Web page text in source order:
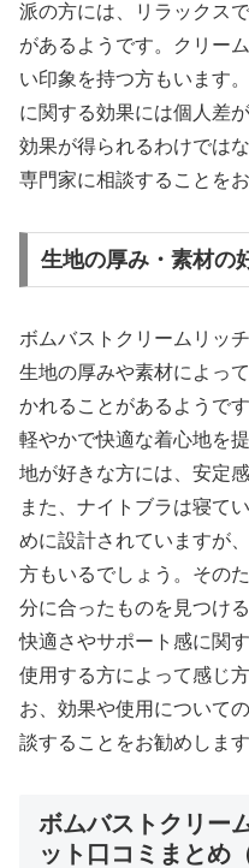
派の方には、リラックス
があるようです。クリー
い印象を持つ方もいます
に関する効果には個人差
効果が得られるわけでは
専門家に相談することを
生地の厚み・素材の
ボムバストクリームリッ
生地の厚みや素材によっ
かれることがあるようで
軽やかで快適な着心地を
地が好きな方には、安定
また、ナイトブラは寝て
めに設計されていますが
方もいるでしょう。その
分に合ったものを見つけ
快適さやサポート感に関
使用する方によって感じ
お、効果や使用について
談することをお勧めします
ボムバストクリー
ット口コミまとめ